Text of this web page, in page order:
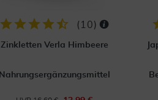
( 10)
Zinkletten Verla Himbeere
Nahrungsergänzungsmittel